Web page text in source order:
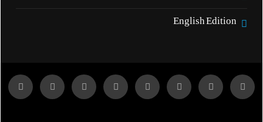
English Edition